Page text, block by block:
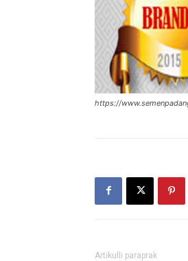
https://
Artikulli paraprak